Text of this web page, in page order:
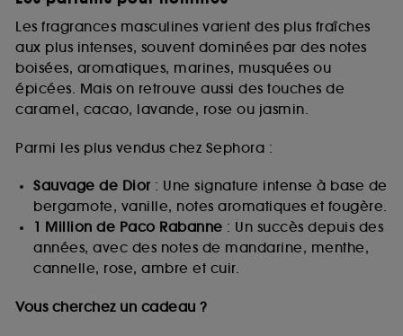
Les fragrances masculines varient des plus fraîches
aux plus intenses, souvent dominées par des notes
boisées, aromatiques, marines, musquées ou
épicées. Mais on retrouve aussi des touches de
caramel, cacao, lavande, rose ou jasmin.
Parmi les plus vendus chez Sephora :
Sauvage de Dior: Une signature intense à base de
bergamote, vanille, notes aromatiques et fougère.
1 Million de Paco Rabanne : Un succès depuis des
années, avec des notes de mandarine, menthe,
cannelle, rose, ambre et cuir.
Vous cherchez un cadeau ?